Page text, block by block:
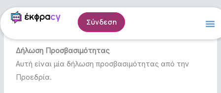
Skip
to
content
Σύνδεση
Δήλωση Προσβασιμότητας
Αυτή είναι μία δήλωση προσβασιμότητας από την
Προεδρία.